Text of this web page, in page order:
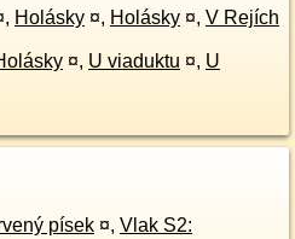
, Holásky ¤, Holásky ¤, V Rejích
¤, U viaduktu ¤, U
písek ¤, Vlak S2: